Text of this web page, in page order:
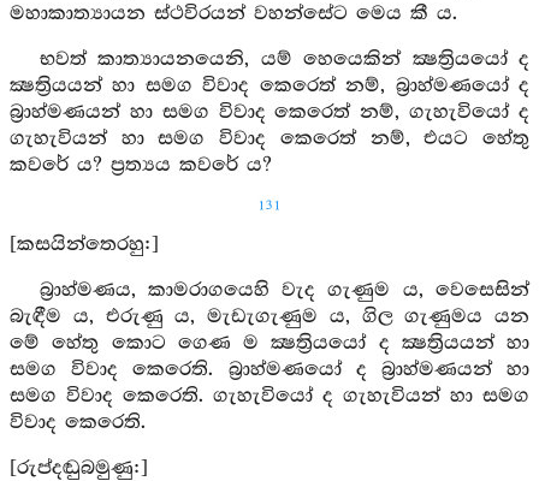
මහාකාත්‍යායන ස්ථවිරයන් වහන්සේට මෙය කී ය.
භවත් කාත්‍යායනයෙනි, යම් හෙයෙකින් ක්‍ෂත්‍රියයෝ ද
ක්‍ෂත්‍රියයන් හා සමග විවාද කෙරෙත් නම්, බ්‍රාහ්මණයෝ ද
බ්‍රාහ්මණයන් හා සමග විවාද කෙරෙත් නම්, ගැහැවියෝ ද
ගැහැවියන් හා සමග විවාද කෙරෙත් නම්, එයට හේතු
කවරේ ය? ප්‍රත්‍යය කවරේ ය?
131
[කසයින්තෙරහු:]
බ්‍රාහ්මණය, කාමරාගයෙහි වැද ගැණුම ය, වෙසෙසින්
බැඳීම ය, එරුණු ය, මැඩැගැණුම ය, ගිල ගැණුමය යන
මේ හේතු කොට ගෙණ ම ක්‍ෂත්‍රියයෝ ද ක්‍ෂත්‍රියයන් හා
සමග විවාද කෙරෙති. බ්‍රාහ්මණයෝ ද බ්‍රාහ්මණයන් හා
සමග විවාද කෙරෙති. ගැහැවියෝ ද ගැහැවියන් හා සමග
විවාද කෙරෙති.
[රුප්දඬුබමුණු:]